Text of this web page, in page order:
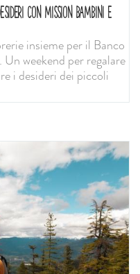
CON MISSION BAMBINI E
insieme per il Banco
weekend per regalare
i desideri dei piccoli